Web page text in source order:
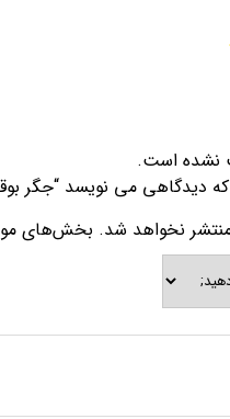
نشده است.
دیدگاهی می نویسد “جگر
نخواهد شد. بخش‌های